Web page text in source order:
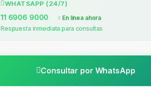
WHATSAPP (24/7)
11 6906 9000
En línea ahora
Respuesta inmediata para consultas
Consultar por WhatsApp